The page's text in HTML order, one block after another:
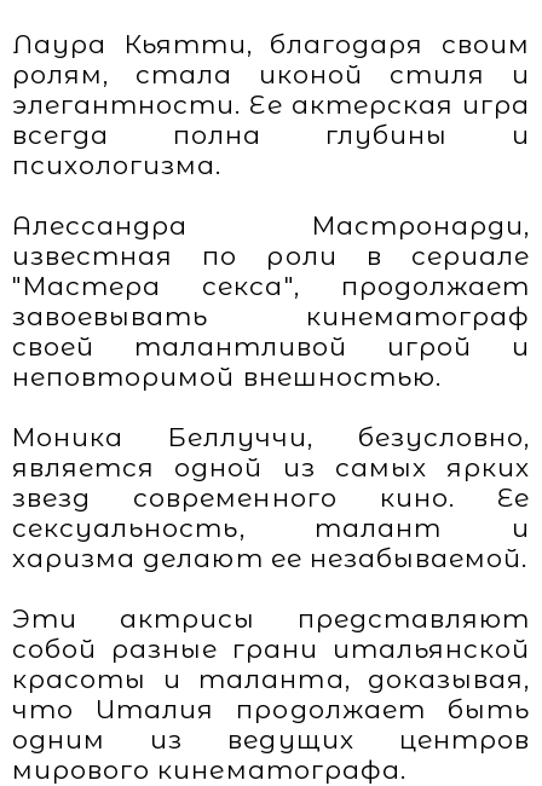
Лаура Кьятти, благодаря своим
ролям, стала иконой стиля и
элегантности. Ее актерская игра
всегда полна глубины и
психологизма.
Алессандра Мастронарди,
известная по роли в сериале
"Мастера секса", продолжает
завоевывать кинематограф
своей талантливой игрой и
неповторимой внешностью.
Моника Беллуччи, безусловно,
является одной из самых ярких
звезд современного кино. Ее
сексуальность, талант и
харизма делают ее незабываемой.
Эти актрисы представляют
собой разные грани итальянской
красоты и таланта, доказывая,
что Италия продолжает быть
одним из ведущих центров
мирового кинематографа.